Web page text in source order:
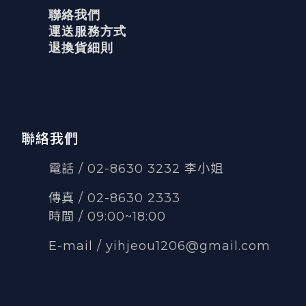
聯絡我們
運送服務方式
退換貨細則
聯絡我們
電話 / 02-8630 3232 李小姐
傳真 / 02-8630 2333
時間 / 09:00~18:00
E-mail / yihjeou1206@gmail.com